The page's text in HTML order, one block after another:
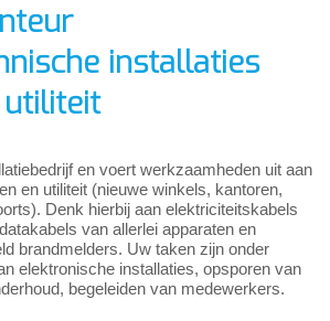
installaties
en voert werkzaamheden uit aan
en utiliteit (nieuwe winkels, kantoren,
Denk hierbij aan elektriciteitskabels
van allerlei apparaten en
brandmelders. Uw taken zijn onder
elektronische installaties, opsporen van
begeleiden van medewerkers.